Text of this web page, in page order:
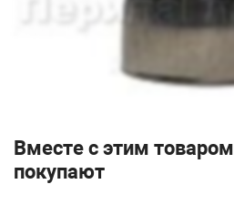
Вместе с этим товаром
покупают